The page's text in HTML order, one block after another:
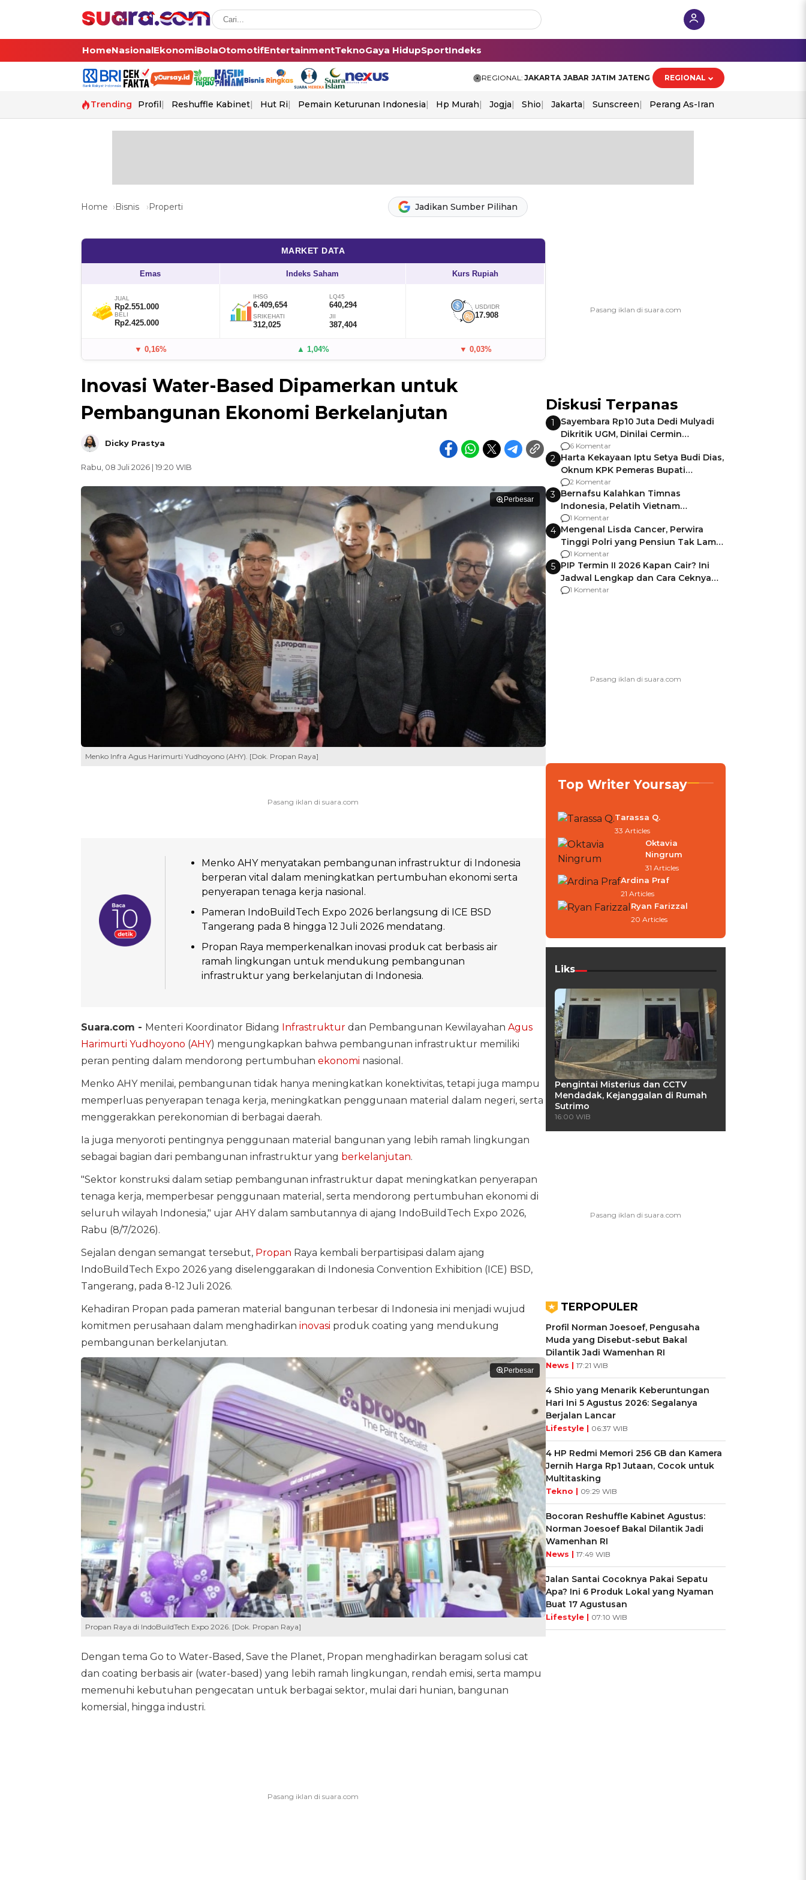
HomeNasionalEkonomiBolaOtomotifEntertainmentTeknoGaya HidupSportIndeks
REGIONAL: JAKARTA JABAR JATIM JATENG REGIONAL
Trending Profil Reshuffle Kabinet Hut Ri Pemain Keturunan Indonesia Hp Murah Jogja Shio Jakarta Sunscreen Perang As-Iran
Home Bisnis Properti Jadikan Sumber Pilihan
MARKET DATA
Emas Indeks Saham Kurs Rupiah
JUAL
Rp2.551.000
BELI
Rp2.425.000
IHSG
6.409,654
LQ45
640,294
SRIKEHATI
312,025
JII
387,404
USD/IDR
17.908
▼ 0,16% ▲ 1,04% ▼ 0,03%
Inovasi Water-Based Dipamerkan untuk
Pembangunan Ekonomi Berkelanjutan
Dicky Prastya
Rabu, 08 Juli 2026 | 19:20 WIB
Perbesar
Menko Infra Agus Harimurti Yudhoyono (AHY). [Dok. Propan Raya]
Menko AHY menyatakan pembangunan infrastruktur di Indonesia
berperan vital dalam meningkatkan pertumbuhan ekonomi serta
penyerapan tenaga kerja nasional.
Pameran IndoBuildTech Expo 2026 berlangsung di ICE BSD
Tangerang pada 8 hingga 12 Juli 2026 mendatang.
Propan Raya memperkenalkan inovasi produk cat berbasis air
ramah lingkungan untuk mendukung pembangunan
infrastruktur yang berkelanjutan di Indonesia.
Suara.com - Menteri Koordinator Bidang Infrastrukturdan Pembangunan Kewilayahan Agus
Harimurti Yudhoyono (AHY) mengungkapkan bahwa pembangunan infrastruktur memiliki
peran penting dalam mendorong pertumbuhan ekonomi nasional.
Menko AHY menilai, pembangunan tidak hanya meningkatkan konektivitas, tetapi juga mampu
memperluas penyerapan tenaga kerja, meningkatkan penggunaan material dalam negeri, serta
menggerakkan perekonomian di berbagai daerah.
Ia juga menyoroti pentingnya penggunaan material bangunan yang lebih ramah lingkungan
sebagai bagian dari pembangunan infrastruktur yang berkelanjutan.
"Sektor konstruksi dalam setiap pembangunan infrastruktur dapat meningkatkan penyerapan
tenaga kerja, memperbesar penggunaan material, serta mendorong pertumbuhan ekonomi di
seluruh wilayah Indonesia," ujar AHY dalam sambutannya di ajang IndoBuildTech Expo 2026,
Rabu (8/7/2026).
Sejalan dengan semangat tersebut, Propan Raya kembali berpartisipasi dalam ajang
IndoBuildTech Expo 2026 yang diselenggarakan di Indonesia Convention Exhibition (ICE) BSD,
Tangerang, pada 8-12 Juli 2026.
Kehadiran Propan pada pameran material bangunan terbesar di Indonesia ini menjadi wujud
komitmen perusahaan dalam menghadirkan inovasi produk coating yang mendukung
pembangunan berkelanjutan.
Perbesar
Propan Raya di IndoBuildTech Expo 2026. [Dok. Propan Raya]
Dengan tema Go to Water-Based, Save the Planet, Propan menghadirkan beragam solusi cat
dan coating berbasis air (water-based) yang lebih ramah lingkungan, rendah emisi, serta mampu
memenuhi kebutuhan pengecatan untuk berbagai sektor, mulai dari hunian, bangunan
komersial, hingga industri.
Diskusi Terpanas
1
Sayembara Rp10 Juta Dedi Mulyadi
Dikritik UGM, Dinilai Cermin
Gagalnya Negara Jamin Keamanan
6 Komentar
2 Harta Kekayaan Iptu Setya Budi Dias,
Oknum KPK Pemeras Bupati
Pemalang
2 Komentar
3 Bernafsu Kalahkan Timnas
Indonesia, Pelatih Vietnam
Berencana Pakai Jimat di Pakansari
1 Komentar
4 Mengenal Lisda Cancer, Perwira
Tinggi Polri yang Pensiun Tak Lama
Usai Jadi Brigjen
1 Komentar
5 PIP Termin II 2026 Kapan Cair? Ini
Jadwal Lengkap dan Cara Ceknya
agar Dana Tidak Hangus!
1 Komentar
Top Writer Yoursay
Tarassa Q.
33 Articles
Oktavia
Ningrum
31 Articles
Ardina Praf
21 Articles
Ryan Farizzal
20 Articles
Liks
Pengintai Misterius dan CCTV
Mendadak, Kejanggalan di Rumah
Sutrimo
16:00 WIB
TERPOPULER
Profil Norman Joesoef, Pengusaha
Muda yang Disebut-sebut Bakal
Dilantik Jadi Wamenhan RI
News | 17:21 WIB
4 Shio yang Menarik Keberuntungan
Hari Ini 5 Agustus 2026: Segalanya
Berjalan Lancar
Lifestyle | 06:37 WIB
4 HP Redmi Memori 256 GB dan Kamera
Jernih Harga Rp1 Jutaan, Cocok untuk
Multitasking
Tekno | 09:29 WIB
Bocoran Reshuffle Kabinet Agustus:
Norman Joesoef Bakal Dilantik Jadi
Wamenhan RI
News | 17:49 WIB
Jalan Santai Cocoknya Pakai Sepatu
Apa? Ini 6 Produk Lokal yang Nyaman
Buat 17 Agustusan
Lifestyle | 07:10 WIB